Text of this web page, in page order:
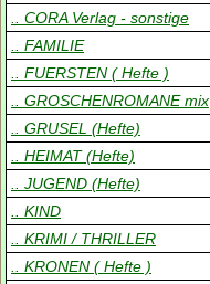
.. CORA Verlag - sonstige
.. FAMILIE
.. FUERSTEN ( Hefte )
.. GROSCHENROMANE mix
.. GRUSEL (Hefte)
.. HEIMAT (Hefte)
.. JUGEND (Hefte)
.. KIND
.. KRIMI / THRILLER
.. KRONEN ( Hefte )